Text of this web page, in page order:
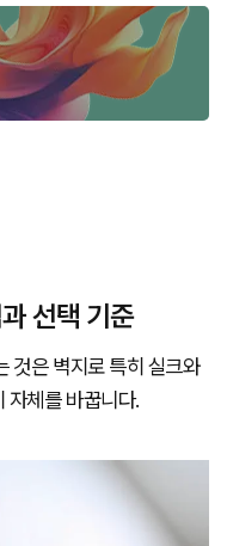
선택 기준
것은 벽지로 특히 실크와
자체를 바꿉니다.